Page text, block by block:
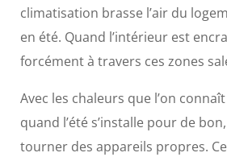
climatisation brasse l’air du
en été. Quand l’intérieur est
forcément à travers ces zones
Avec les chaleurs que l’on
quand l’été s’installe pour de
tourner des appareils propres. Ce